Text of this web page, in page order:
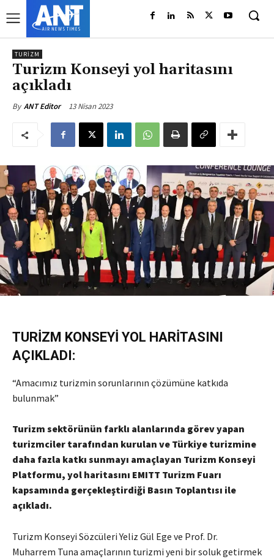
TURIZM
Turizm Konseyi yol haritasını
açıkladı
By ANT Editor 13 Nisan 2023
TURİZM KONSEYİ YOL HARİTASINI
AÇIKLADI:
“Amacımız turizmin sorunlarının çözümüne katkıda
bulunmak”
Turizm sektörünün farklı alanlarında görev yapan
turizmciler tarafından kurulan ve Türkiye turizmine
daha fazla katkı sunmayı amaçlayan Turizm Konseyi
Platformu, yol haritasını EMITT Turizm Fuarı
kapsamında gerçekleştirdiği Basın Toplantısı ile
açıkladı.
Turizm Konseyi Sözcüleri Yeliz Gül Ege ve Prof. Dr.
Muharrem Tuna amaçlarının turizmi yeni bir soluk getirmek